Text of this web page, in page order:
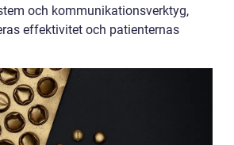
och kommunikationsverktyg,
effektivitet och patienternas